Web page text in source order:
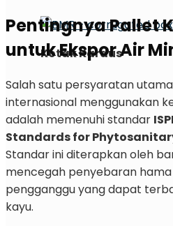
Kotak Kardus
Pentingnya Pallet
untuk Ekspor Air
Salah satu persyaratan
internasional menggunakan
adalah memenuhi standar
Standards for
Standar ini diterapkan oleh
mencegah penyebaran
pengganggu yang dapat
kayu.